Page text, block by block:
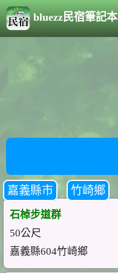
bluezz民宿筆記本
嘉義縣市 竹崎鄉
石棹步道群
50公尺
嘉義縣604竹崎鄉